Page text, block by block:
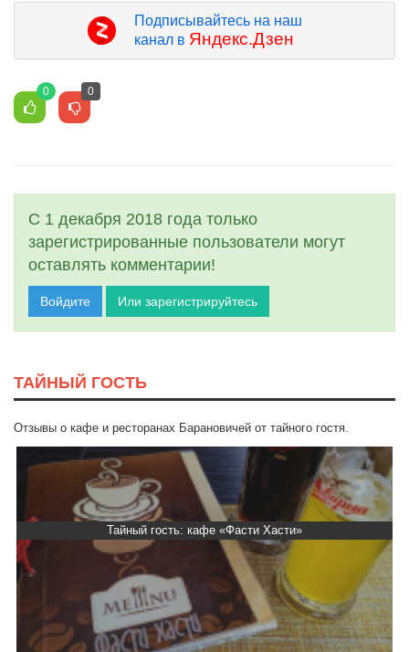
Подписывайтесь на наш
канал в Яндекс.Дзен
0 0
С 1 декабря 2018 года только
зарегистрированные пользователи могут
оставлять комментарии!
Войдите Или зарегистрируйтесь
ТАЙНЫЙ ГОСТЬ
Отзывы о кафе и ресторанах Барановичей от тайного гостя.
Тайный гость: кафе «Фасти Хасти»